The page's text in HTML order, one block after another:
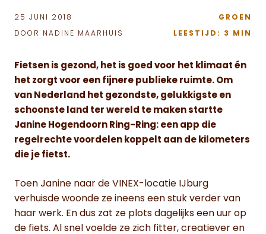
25 JUNI 2018
DOOR NADINE MAARHUIS
GROEN
LEESTIJD: 3 MIN
Fietsen is gezond, het is goed voor het klimaat én
het zorgt voor een fijnere publieke ruimte. Om
van Nederland het gezondste, gelukkigste en
schoonste land ter wereld te maken startte
Janine Hogendoorn Ring-Ring: een app die
regelrechte voordelen koppelt aan de kilometers
die je fietst.
Toen Janine naar de VINEX-locatie IJburg
verhuisde woonde ze ineens een stuk verder van
haar werk. En dus zat ze plots dagelijks een uur op
de fiets. Al snel voelde ze zich fitter, creatiever en